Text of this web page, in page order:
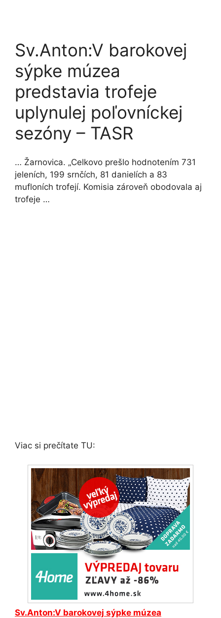
Sv.Anton:V barokovej
sýpke múzea
predstavia trofeje
uplynulej poľovníckej
sezóny – TASR
… Žarnovica. „Celkovo prešlo hodnotením 731
jeleních, 199 srnčích, 81 danielích a 83
mufloních trofejí. Komisia zároveň obodovala aj
trofeje …
Viac si prečítate TU:
Sv.Anton:V barokovej sýpke múzea